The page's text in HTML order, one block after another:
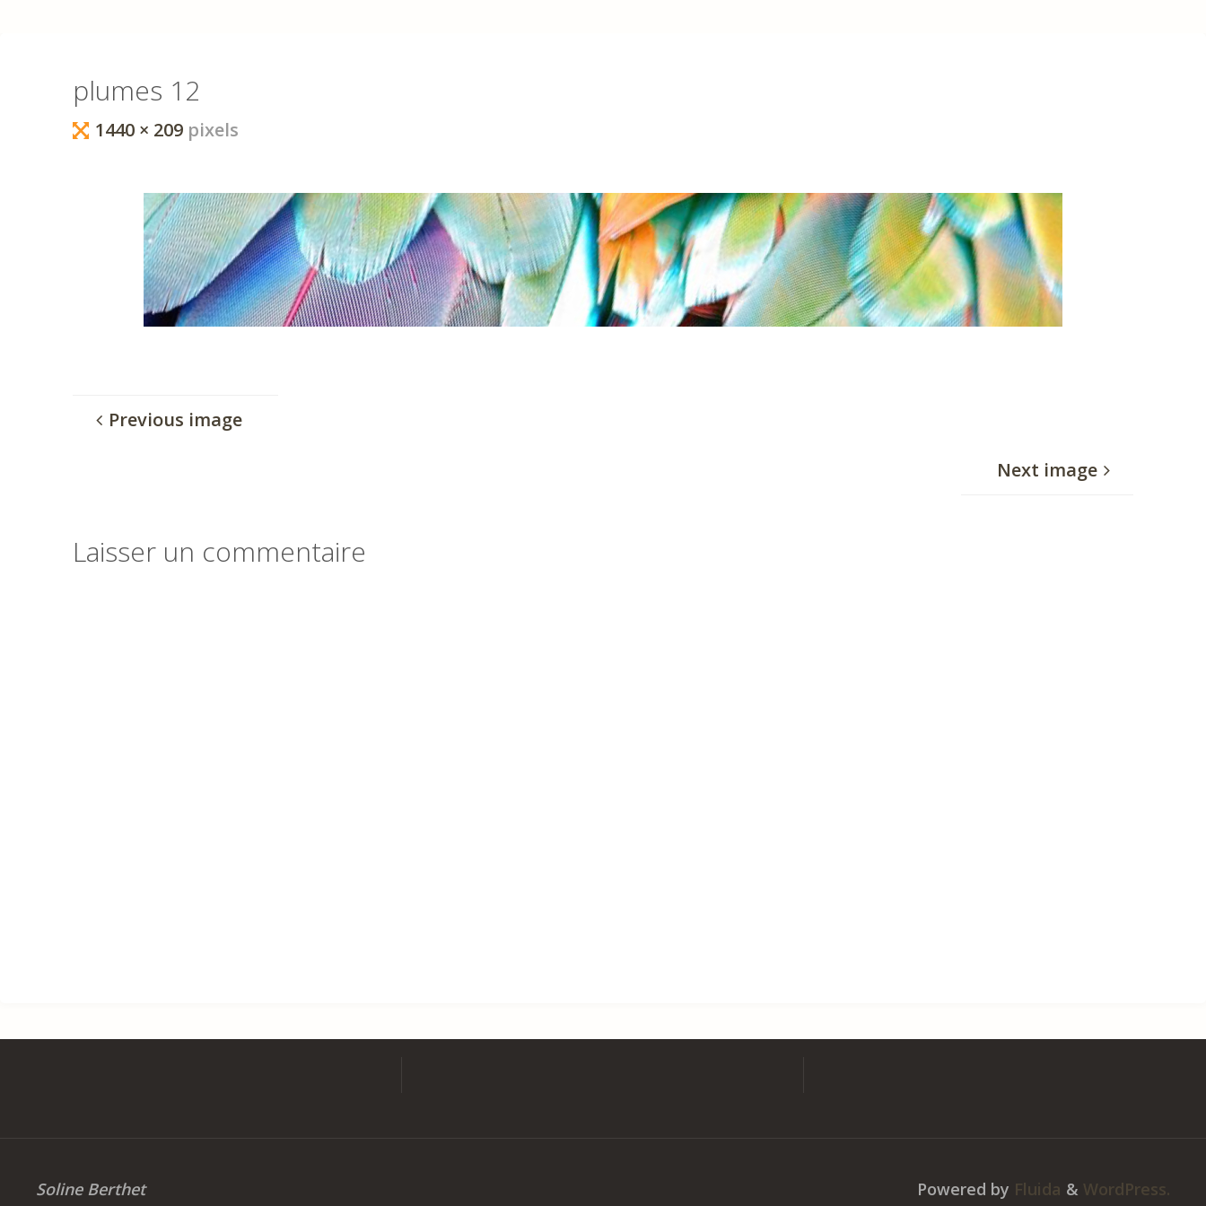
au Cœur du
Approche
Biodanza,
Ennéagramme,
Constellations
familiales,
Méditation,
Méthodes
énergétique, ...
plumes 12
Full1440 × 209 pixels
Previous image
Next image
Laisser un commentaire
Soline Berthet Powered by Fluida & WordPress.